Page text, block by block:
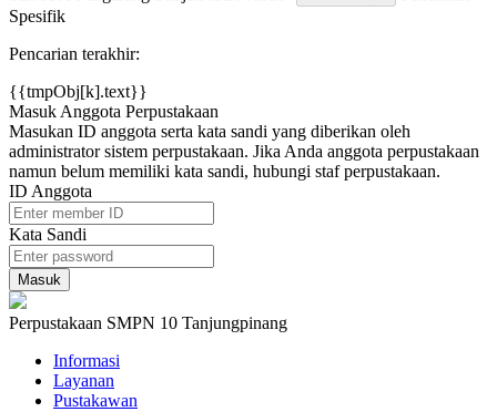
Spesifik
Pencarian terakhir:
{{tmpObj[k].text}}
Masuk Anggota Perpustakaan
Masukan ID anggota serta kata sandi yang diberikan oleh
administrator sistem perpustakaan. Jika Anda anggota perpustakaan
namun belum memiliki kata sandi, hubungi staf perpustakaan.
ID Anggota
Kata Sandi
Perpustakaan SMPN 10 Tanjungpinang
Informasi
Layanan
Pustakawan